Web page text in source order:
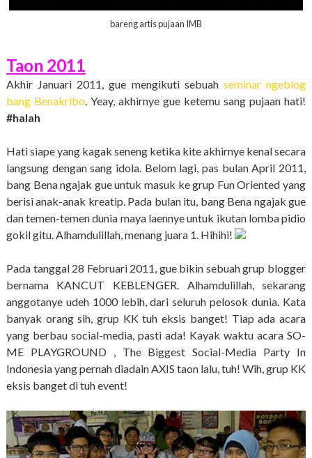
bareng artis pujaan IMB
Taon 2011
Akhir Januari 2011, gue mengikuti sebuah seminar ngeblog
bang Benakribo. Yeay, akhirnye gue ketemu sang pujaan hati!
#halah
Hati siape yang kagak seneng ketika kite akhirnye kenal secara
langsung dengan sang idola. Belom lagi, pas bulan April 2011,
bang Bena ngajak gue untuk masuk ke grup Fun Oriented yang
berisi anak-anak kreatip. Pada bulan itu, bang Bena ngajak gue
dan temen-temen dunia maya laennye untuk ikutan lomba pidio
gokil gitu. Alhamdulillah, menang juara 1. Hihihi!
Pada tanggal 28 Februari 2011, gue bikin sebuah grup blogger
bernama KANCUT KEBLENGER. Alhamdulillah, sekarang
anggotanye udeh 1000 lebih, dari seluruh pelosok dunia. Kata
banyak orang sih, grup KK tuh eksis banget! Tiap ada acara
yang berbau social-media, pasti ada! Kayak waktu acara SO-
ME PLAYGROUND , The Biggest Social-Media Party In
Indonesia yang pernah diadain AXIS taon lalu, tuh! Wih, grup KK
eksis banget di tuh event!